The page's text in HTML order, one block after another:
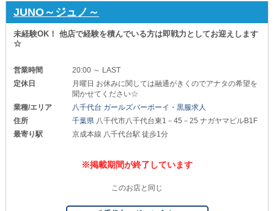
JUNO～ジュノ～
未経験OK！ 他店で経験を積んでいる方は即戦力としてお迎えします
☆
営業時間
20:00 ～ LAST
定休日
月曜日 お休みに関しては融通がきくのでアナタの希望を
聞かせてください☆
業種/エリア
八千代台 ガールズバーボーイ・黒服求人
住所
千葉県 八千代市八千代台東1－45－25 ナガヤマビルB1F
最寄り駅
京成本線 八千代台駅 徒歩1分
※掲載期間が終了しています
このお店と同じ